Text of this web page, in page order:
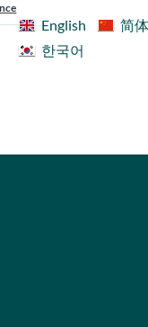
English
简
한국어